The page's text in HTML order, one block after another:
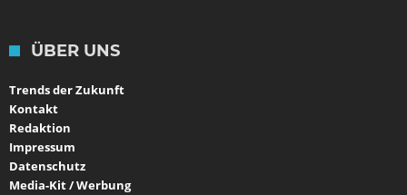
ÜBER UNS
Trends der Zukunft
Kontakt
Redaktion
Impressum
Datenschutz
Media-Kit / Werbung